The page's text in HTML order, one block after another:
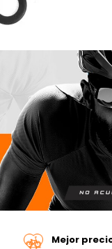
Mejor